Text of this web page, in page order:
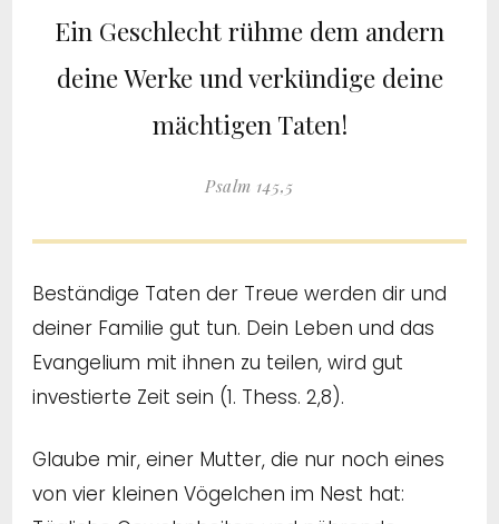
Ein Geschlecht rühme dem andern
deine Werke und verkündige deine
mächtigen Taten!
Psalm 145,5
Beständige Taten der Treue werden dir und
deiner Familie gut tun. Dein Leben und das
Evangelium mit ihnen zu teilen, wird gut
investierte Zeit sein (1. Thess. 2,8).
Glaube mir, einer Mutter, die nur noch eines
von vier kleinen Vögelchen im Nest hat: